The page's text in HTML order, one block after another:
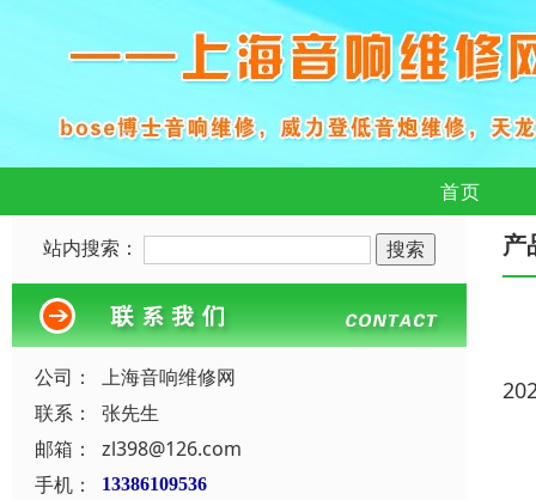
首页
站内搜索：
公司：
上海音响维修网
联系：
张先生
邮箱：
zl398@126.com
手机：
13386109536
产